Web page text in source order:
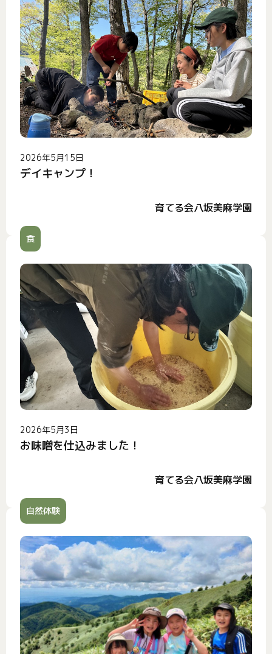
2026年5月15日
デイキャンプ！
育てる会八坂美麻学園
食
2026年5月3日
お味噌を仕込みました！
育てる会八坂美麻学園
自然体験